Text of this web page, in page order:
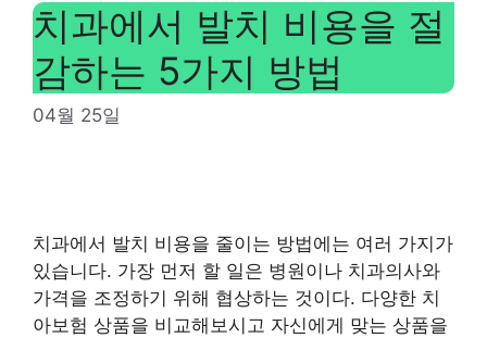
치과에서 발치 비용을 절
감하는 5가지 방법
04월 25일
치과에서 발치 비용을 줄이는 방법에는 여러 가지가
있습니다. 가장 먼저 할 일은 병원이나 치과의사와
가격을 조정하기 위해 협상하는 것이다. 다양한 치
아보험 상품을 비교해보시고 자신에게 맞는 상품을